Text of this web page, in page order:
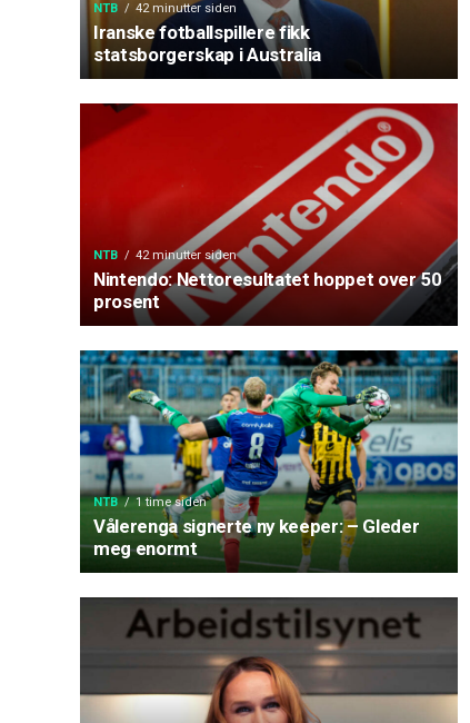
NTB 42 minutter siden
Iranske fotballspillere fikk
statsborgerskap i Australia
NTB 42 minutter siden
Nintendo: Nettoresultatet hoppet over 50
prosent
NTB 1 time siden
Vålerenga signerte ny keeper: – Gleder
meg enormt